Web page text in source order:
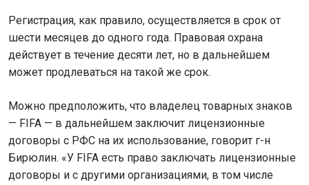
Регистрация, как правило, осуществляется в срок от
шести месяцев до одного года. Правовая охрана
действует в течение десяти лет, но в дальнейшем
может продлеваться на такой же срок.
Можно предположить, что владелец товарных знаков
— FIFA — в дальнейшем заключит лицензионные
договоры с РФС на их использование, говорит г-н
Бирюлин. «У FIFA есть право заключать лицензионные
договоры и с другими организациями, в том числе